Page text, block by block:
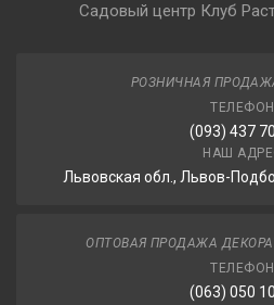
Садовый центр Клуб
РОЗНИЧНАЯ
ТЕЛЕФОН
(093) 437
НАШ
Львовская обл., Львов-
ОПТОВАЯ ПРОДАЖА
ТЕЛЕФОН
(063) 050